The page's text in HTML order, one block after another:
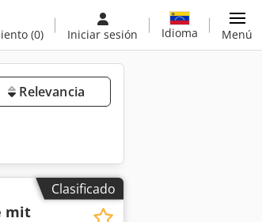
(0) Iniciar sesión Idioma Menú
Relevancia
Clasificado
mit